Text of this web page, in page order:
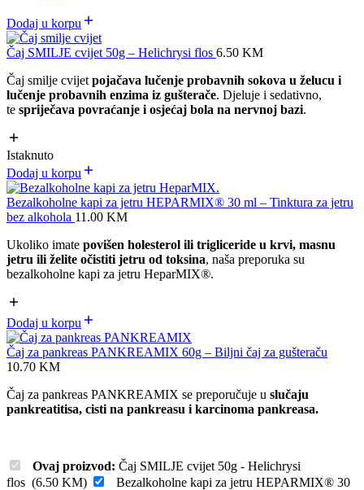
Dodaj u korpu
Čaj SMILJE cvijet 50g – Helichrysi flos 6.50 KM
Čaj smilje cvijet pojačava lučenje probavnih sokova u želucu i
lučenje probavnih enzima iz gušterače. Djeluje i sedativno,
te spriječava povraćanje i osjećaj bola na nervnoj bazi.
Istaknuto
Dodaj u korpu
Bezalkoholne kapi za jetru HEPARMIX® 30 ml – Tinktura za jetru
bez alkohola 11.00 KM
Ukoliko imate povišen holesterol ili trigliceride u krvi, masnu
jetru ili želite očistiti jetru od toksina, naša preporuka su
bezalkoholne kapi za jetru HeparMIX®.
Dodaj u korpu
Čaj za pankreas PANKREAMIX 60g – Biljni čaj za gušteraču
10.70 KM
Čaj za pankreas PANKREAMIX se preporučuje u slučaju
pankreatitisa, cisti na pankreasu i karcinoma pankreasa.
Ovaj proizvod: Čaj SMILJE cvijet 50g - Helichrysi
flos (6.50 KM)
Bezalkoholne kapi za jetru HEPARMIX® 30